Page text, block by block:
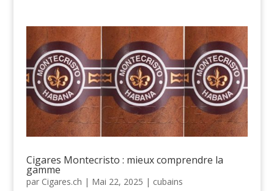
Cigares Montecristo : mieux comprendre la
gamme
par Cigares.ch | Mai 22, 2025 | cubains